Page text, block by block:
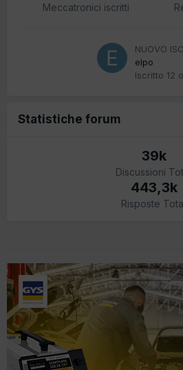
Meccatronici iscritti
NUOVO
elpo
Iscritto 12
Statistiche forum
39k
Discussioni
443,3k
Risposte